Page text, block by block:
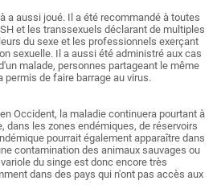
a aussi joué. Il a été recommandé à toutes
et les transsexuels déclarant de multiples
du sexe et les professionnels exerçant
sexuelle. Il a aussi été administré aux cas
malade, personnes partageant le même
permis de faire barrage au virus.
Occident, la maladie continuera pourtant à
dans les zones endémiques, de réservoirs
pourrait également apparaître dans
contamination des animaux sauvages ou
du singe est donc encore très
dans des pays qui n'ont pas accès aux